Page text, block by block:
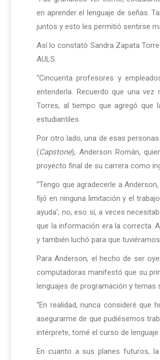
en aprender el lenguaje de señas.
juntos y esto les permitió sentirse
Así lo constató Sandra Zapata
AULS.
“Cincuenta profesores y
entenderla. Recuerdo que una
Torres, al tiempo que agregó que
estudiantiles.
Por otro lado, una de esas
(Capstone), Anderson Román,
proyecto final de su carrera como
“Tengo que agradecerle a
fijó en ninguna limitación y el
ayuda’; no, eso sí, a veces
que la información era la correcta.
y también luchó para que
Para Anderson, el hecho de ser
computadoras manifestó que su
lenguajes de programación y temas
“En realidad, nunca consideré que
asegurarme de que pudiésemos
intérprete, tomé el curso de
En cuanto a sus planes futuros,